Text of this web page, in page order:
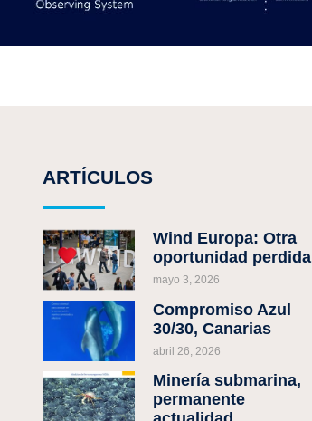
ARTÍCULOS
Wind Europa: Otra
oportunidad perdida
mayo 3, 2026
Compromiso Azul
30/30, Canarias
abril 26, 2026
Minería submarina,
permanente